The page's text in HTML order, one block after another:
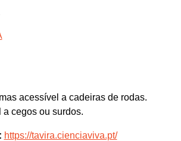
acessível a cadeiras de rodas.
cegos ou surdos.
https://tavira.cienciaviva.pt/